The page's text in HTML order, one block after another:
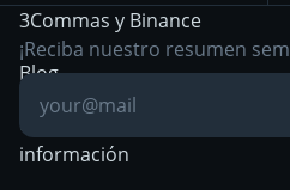
Breakout Trading
Otra documentación
legal
3Commas y Binance
Blog
Centro de
información
¡Reciba nuestro resumen